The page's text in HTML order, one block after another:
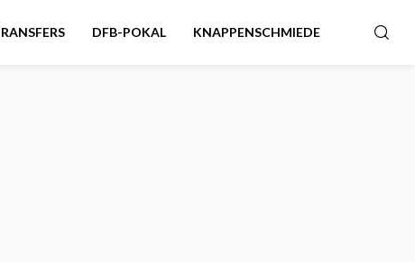
DFB-POKAL KNAPPENSCHMIEDE